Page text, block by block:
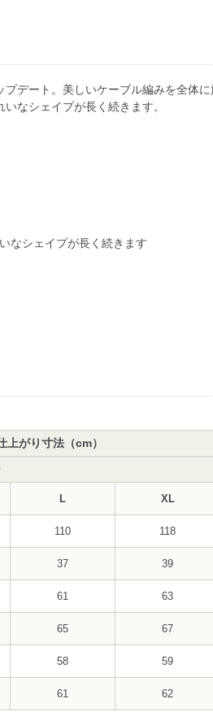
デート。美しいケーブル編みを全体
なシェイプが長く続きます。
なシェイプが長く続きます
上がり寸法（cm）
L XL
110 118
37 39
61 63
65 67
58 59
61 62